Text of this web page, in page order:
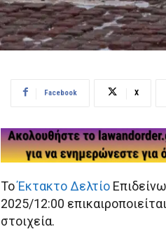
Facebook X
ΤοΈκτακτο Δελτίο
2025/12:00
στοιχεία.